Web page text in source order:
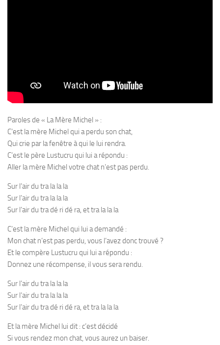
Paroles de « La Mère Michel » :
C’est la mère Michel qui a perdu son chat,
Qui crie par la fenêtre à qui le lui rendra.
C’est le père Lustucru qui lui a répondu :
Aller la mère Michel votre chat n’est pas perdu.
Sur l’air du tra la la la
Sur l’air du tra la la la
Sur l’air du tra dé ri dé ra, et tra la la la
C’est la mère Michel qui lui a demandé :
Mon chat n’est pas perdu, vous l’avez donc trouvé ?
Et le compère Lustucru qui lui a répondu :
Donnez une récompense, il vous sera rendu.
Sur l’air du tra la la la
Sur l’air du tra la la la
Sur l’air du tra dé ri dé ra, et tra la la la
Et la mère Michel lui dit : c’est décidé
Si vous rendez mon chat, vous aurez un baiser.